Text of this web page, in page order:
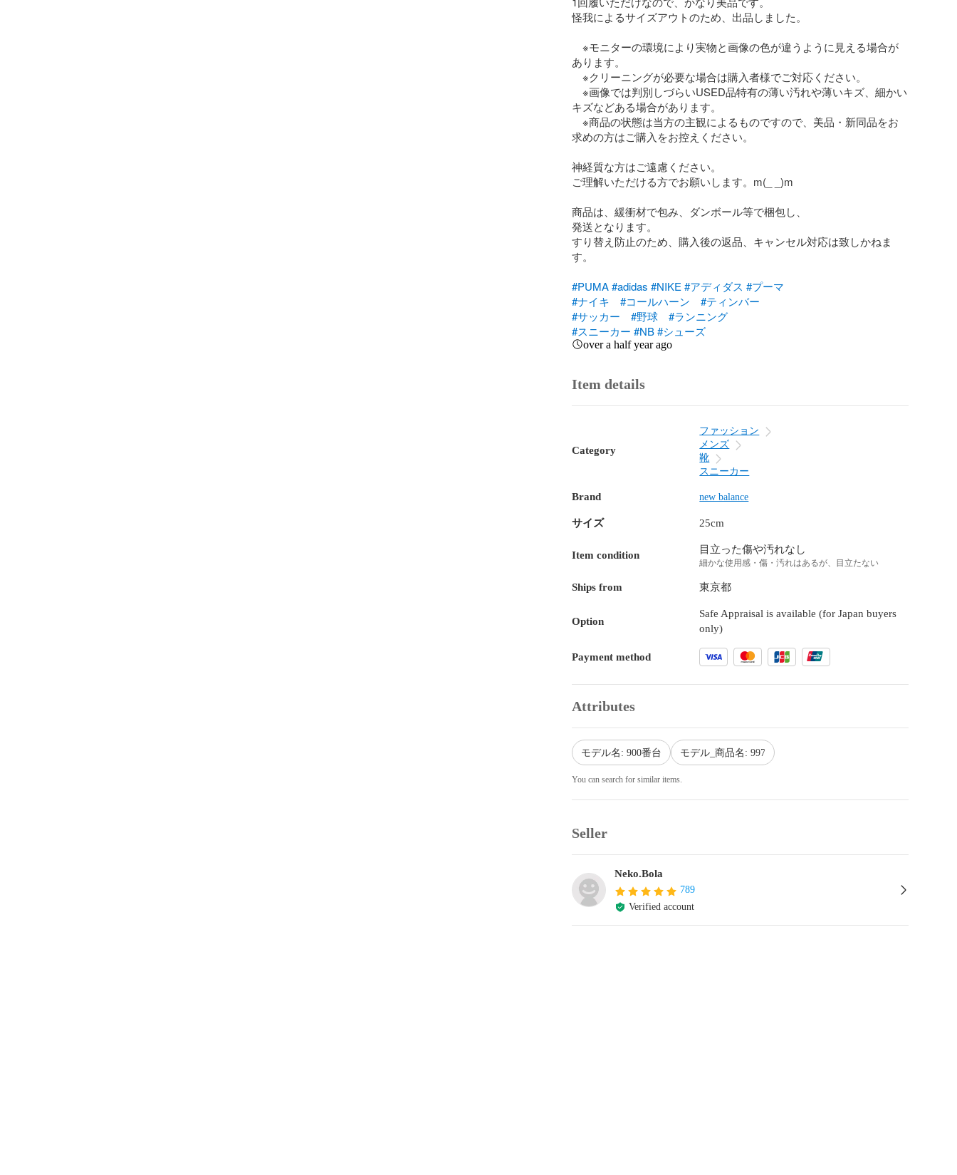
怪我によるサイズアウトのため、出品しました。
※モニターの環境により実物と画像の色が違うように見える場合が
あります。
※クリーニングが必要な場合は購入者様でご対応ください。
※画像では判別しづらいUSED品特有の薄い汚れや薄いキズ、細かい
キズなどある場合があります。
※商品の状態は当方の主観によるものですので、美品・新同品をお
求めの方はご購入をお控えください。
神経質な方はご遠慮ください。
ご理解いただける方でお願いします。m(_ _)m
商品は、緩衝材で包み、ダンボール等で梱包し、
発送となります。
すり替え防止のため、購入後の返品、キャンセル対応は致しかねま
す。
#PUMA #adidas #NIKE #アディダス #プーマ
#ナイキ
#コールハーン
#ティンバー
#サッカー
#野球
#ランニング
#スニーカー #NB #シューズ
over a half year ago
Item details
Category
ファッション
メンズ
靴
スニーカー
Brand new balance
サイズ 25cm
Item condition 目立った傷や汚れなし
細かな使用感・傷・汚れはあるが、目立たない
Ships from 東京都
Option
Safe Appraisal is available (for Japan buyers
only)
Payment method
Attributes
モデル名: 900番台 モデル_商品名: 997
You can search for similar items.
Seller
Neko.Bola
789
Verified account